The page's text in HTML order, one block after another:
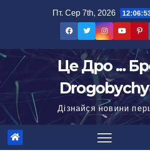
Пт. Сер 7th, 2026
Це Дро ...
Дізнайся новини